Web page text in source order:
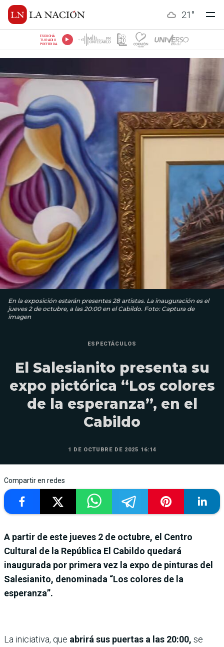
21 °
ESCUCHÁ
TU RADIO
PREFERIDA
En la exposición estarán presentes 28 artistas. La inauguración es el
jueves 2 de octubre, a las 20:00 en el Cabildo. Foto: Captura de
imagen
ESPECTÁCULOS
El Salesianito presenta su
expo pictórica “Los colores
de la esperanza”, en el
Cabildo
1 DE OCTUBRE DE 2025 16:14
Compartir en redes
A partir de este jueves 2 de octubre, el Centro
Cultural de la República El Cabildo quedará
inaugurada por primera vez la expo de pinturas del
Salesianito, denominada “Los colores de la
esperanza”.
La iniciativa, que abrirá sus puertas a las 20:00, se